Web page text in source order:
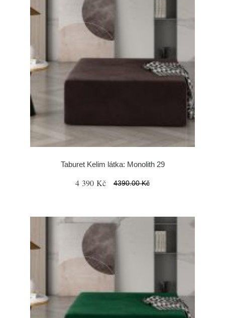
Taburet Kelim látka: Monolith 29
4 390 Kč 4390.00 Kč